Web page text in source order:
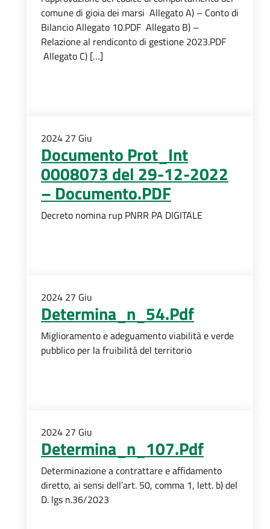
comune di gioia dei marsi Allegato A) – Conto di
Bilancio Allegato 10.PDF Allegato B) –
Relazione al rendiconto di gestione 2023.PDF
Allegato C) […]
2024 27 Giu
Documento Prot_Int
0008073 del 29-12-2022
– Documento.PDF
Decreto nomina rup PNRR PA DIGITALE
2024 27 Giu
Determina_n_54.Pdf
Miglioramento e adeguamento viabilità e verde
pubblico per la fruibilità del territorio
2024 27 Giu
Determina_n_107.Pdf
Determinazione a contrattare e affidamento
diretto, ai sensi dell’art. 50, comma 1, lett. b) del
D. lgs n.36/2023